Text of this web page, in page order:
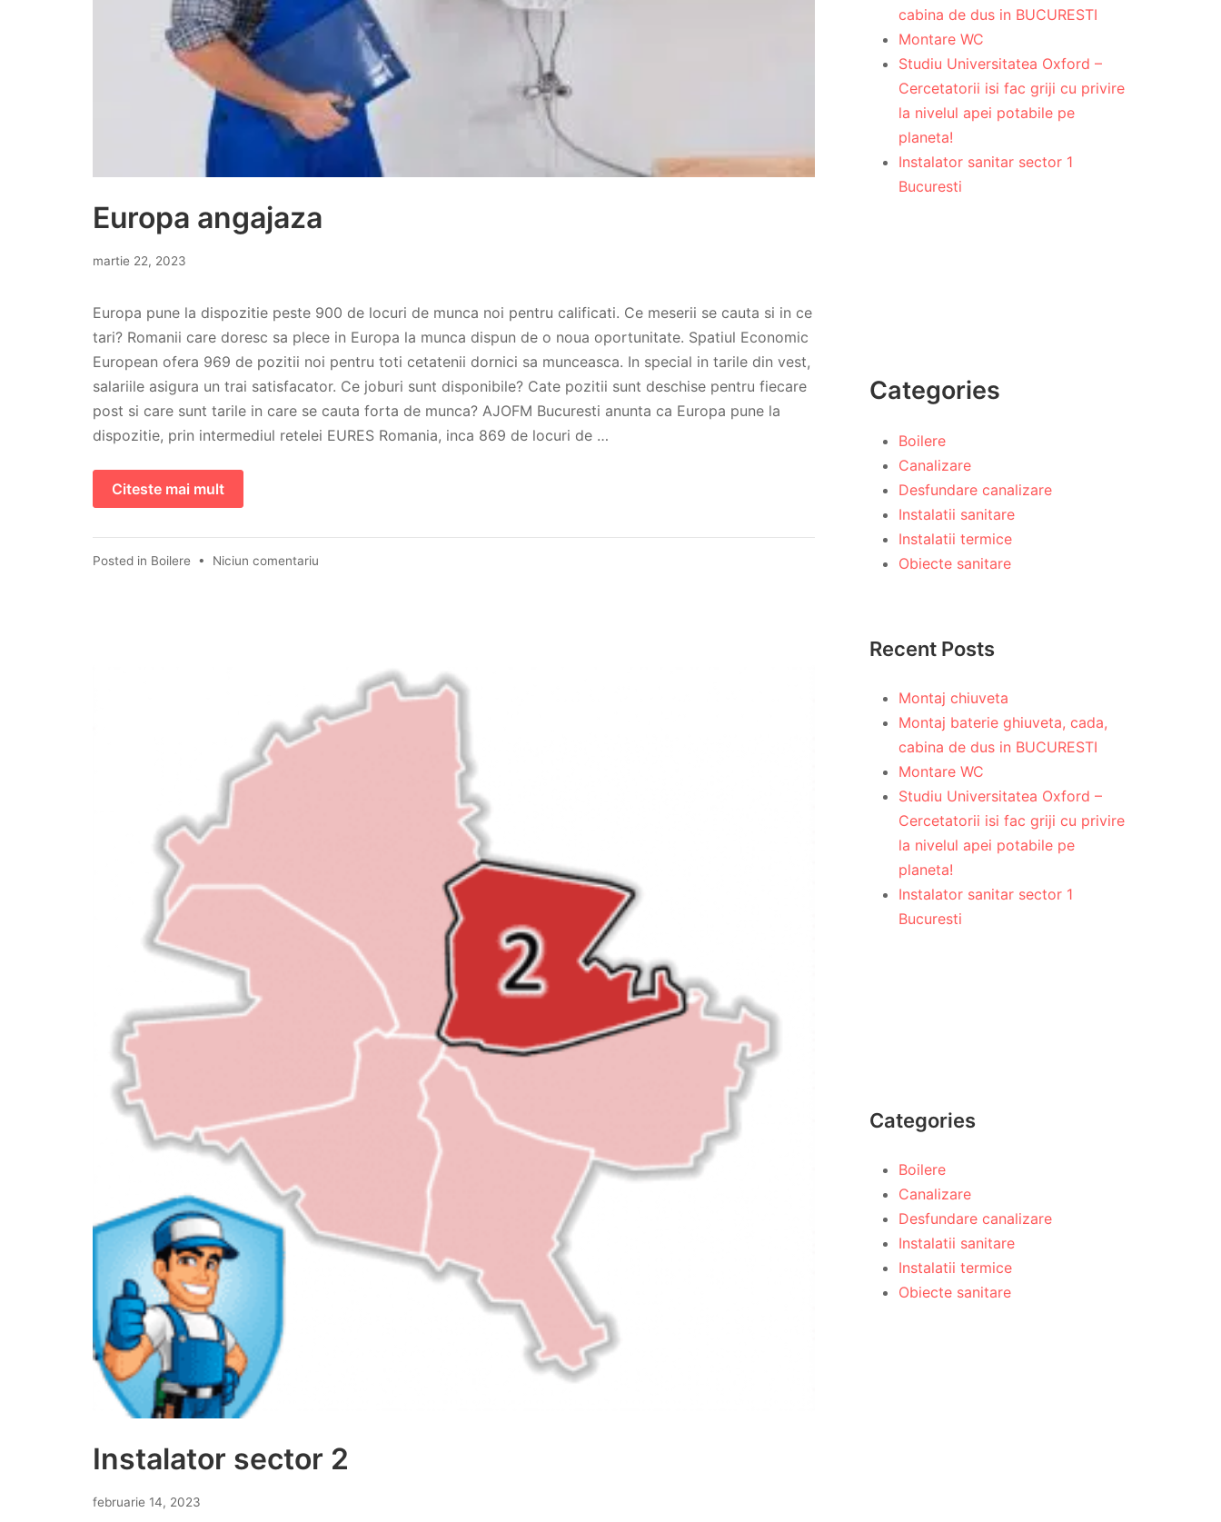
Europa angajaza
martie 22, 2023
Europa pune la dispozitie peste 900 de locuri de munca noi pentru calificati. Ce meserii se cauta si in ce
tari? Romanii care doresc sa plece in Europa la munca dispun de o noua oportunitate. Spatiul Economic
European ofera 969 de pozitii noi pentru toti cetatenii dornici sa munceasca. In special in tarile din vest,
salariile asigura un trai satisfacator. Ce joburi sunt disponibile? Cate pozitii sunt deschise pentru fiecare
post si care sunt tarile in care se cauta forta de munca? AJOFM Bucuresti anunta ca Europa pune la
dispozitie, prin intermediul retelei EURES Romania, inca 869 de locuri de …
Citeste mai mult
Posted in Boilere • Niciun comentariu
Instalator sector 2
februarie 14, 2023
cabina de dus in BUCURESTI
Montare WC
Studiu Universitatea Oxford –
Cercetatorii isi fac griji cu privire
la nivelul apei potabile pe
planeta!
Instalator sanitar sector 1
Bucuresti
Categories
Boilere
Canalizare
Desfundare canalizare
Instalatii sanitare
Instalatii termice
Obiecte sanitare
Recent Posts
Montaj chiuveta
Montaj baterie ghiuveta, cada,
cabina de dus in BUCURESTI
Montare WC
Studiu Universitatea Oxford –
Cercetatorii isi fac griji cu privire
la nivelul apei potabile pe
planeta!
Instalator sanitar sector 1
Bucuresti
Categories
Boilere
Canalizare
Desfundare canalizare
Instalatii sanitare
Instalatii termice
Obiecte sanitare